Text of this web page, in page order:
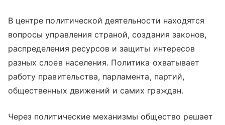
В центре политической деятельности находятся
вопросы управления страной, создания законов,
распределения ресурсов и защиты интересов
разных слоев населения. Политика охватывает
работу правительства, парламента, партий,
общественных движений и самих граждан.
Через политические механизмы общество решает